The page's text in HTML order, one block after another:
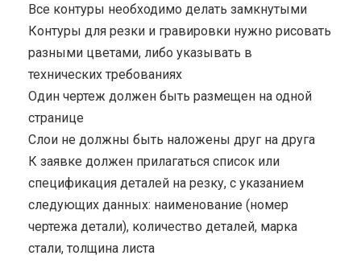
Все контуры необходимо делать замкнутыми
Контуры для резки и гравировки нужно рисовать
разными цветами, либо указывать в
технических требованиях
Один чертеж должен быть размещен на одной
странице
Cлои не должны быть наложены друг на друга
К заявке должен прилагаться список или
спецификация деталей на резку, с указанием
следующих данных: наименование (номер
чертежа детали), количество деталей, марка
стали, толщина листа